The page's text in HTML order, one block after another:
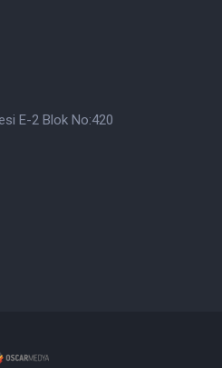
E-2 Blok No:420